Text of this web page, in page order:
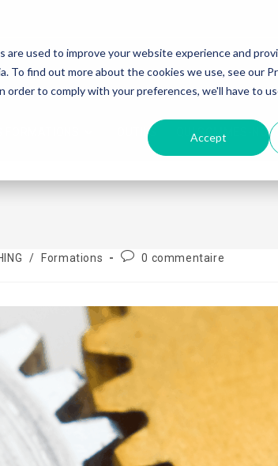
used to improve your website experience and
find out more about the cookies we use, see our
to comply with your preferences, we'll have to
Accept
OUTILS QUI SOMMES-
/ Formations 0 commentaire